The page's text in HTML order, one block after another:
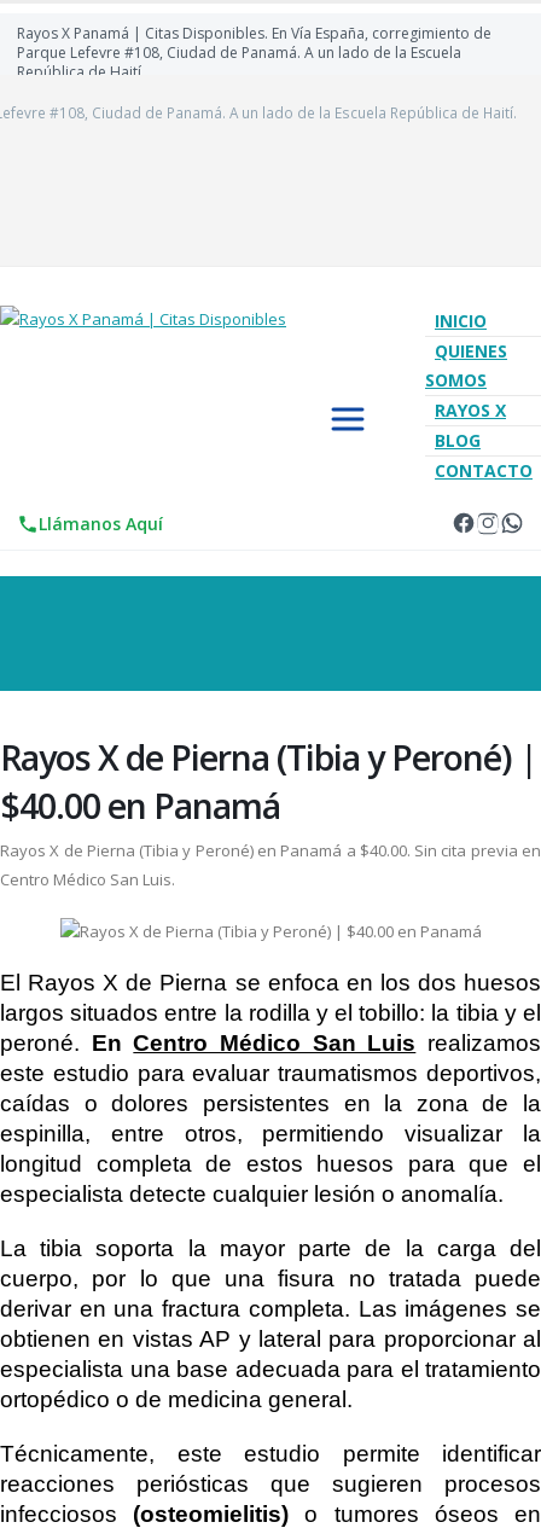
Rayos X Panamá | Citas Disponibles. En Vía España, corregimiento de
Parque Lefevre #108, Ciudad de Panamá. A un lado de la Escuela
República de Haití.
#108, Ciudad de Panamá. A un lado de la Escuela República de Haití.
INICIO
QUIENES
SOMOS
RAYOS X
BLOG
CONTACTO
Llámanos Aquí
Rayos X de Pierna (Tibia y Peroné) |
$40.00 en Panamá
Rayos X de Pierna (Tibia y Peroné) en Panamá a $40.00. Sin cita previa en
Centro Médico San Luis.
El Rayos X de Pierna se enfoca en los dos huesos
largos situados entre la rodilla y el tobillo: la tibia y el
peroné. EnCentro Médico San Luis realizamos
este estudio para evaluar traumatismos deportivos,
caídas o dolores persistentes en la zona de la
espinilla, entre otros, permitiendo visualizar la
longitud completa de estos huesos para que el
especialista detecte cualquier lesión o anomalía.
La tibia soporta la mayor parte de la carga del
cuerpo, por lo que una fisura no tratada puede
derivar en una fractura completa. Las imágenes se
obtienen en vistas AP y lateral para proporcionar al
especialista una base adecuada para el tratamiento
ortopédico o de medicina general.
Técnicamente, este estudio permite identificar
reacciones periósticas que sugieren procesos
infecciosos (osteomielitis)o tumores óseos en